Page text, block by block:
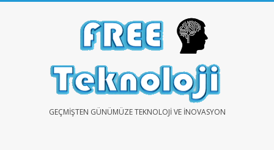
FREEGEÇMIŞTEN GÜNÜMÜZE TEKNOLOJI VE İNOVASYON